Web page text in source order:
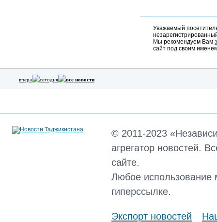
Уважаемый
Мы рекомендуем Вам
сайт под своим
вчера сегодня все новости
© 2011-2023
агрегатор новостей.
сайте.
Любое использование
гиперссылке.
Экспорт новостей